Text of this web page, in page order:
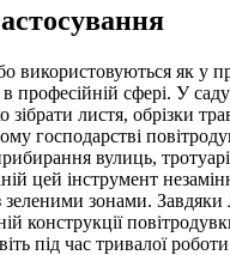
використовуються як у
в професійній сфері. У
листя, обрізки
господарстві
вулиць,
цей інструмент
зеленими зонами. Завдяки
конструкції
під час тривалої